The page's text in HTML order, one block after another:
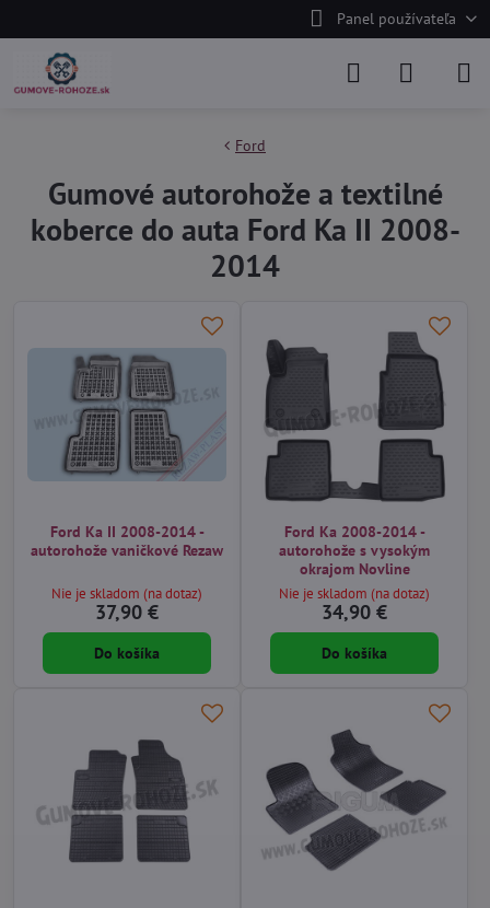
Panel používateľa
Ford
Gumové autorohože a textilné
koberce do auta Ford Ka II 2008-
2014
Ford Ka II 2008-2014 -
autorohože vaničkové Rezaw
Nie je skladom (na dotaz)
37,90 €
Do košíka
Ford Ka 2008-2014 -
autorohože s vysokým
okrajom Novline
Nie je skladom (na dotaz)
34,90 €
Do košíka